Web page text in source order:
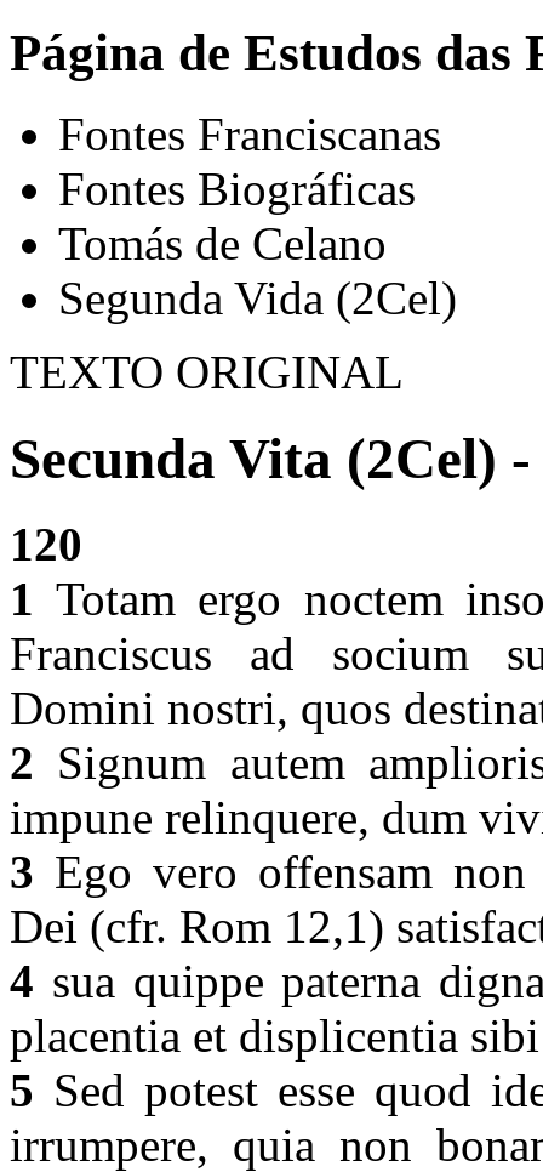
Página de Estudos das
Fontes Franciscanas
Fontes Biográficas
Tomás de Celano
Segunda Vida (2Cel)
TEXTO ORIGINAL
Secunda Vita (2Cel) -
120
1 Totam ergo noctem
Franciscus ad socium
Domini nostri, quos
2 Signum autem
impune relinquere, dum
3 Ego vero offensam
Dei (cfr. Rom 12,1)
4 sua quippe paterna
placentia et displicentia
5 Sed potest esse quod
irrumpere, quia non